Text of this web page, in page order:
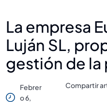
La empresa
Luján SL,
gestión de la
Febrer
O 6,
Compartir